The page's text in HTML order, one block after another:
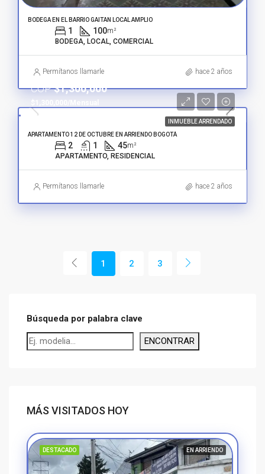
BODEGA EN EL BARRIO GAITAN LOCAL AMPLIO
1 100m²
BODEGA, LOCAL, COMERCIAL
Permítanos llamarle hace 2 años
INMUEBLE ARRENDADO
COP$1,300,000
APARTAMENTO 12 DE OCTUBRE EN ARRIENDO BOGOTÁ
2 1 45m²
APARTAMENTO, RESIDENCIAL
Permítanos llamarle hace 2 años
1 2 3
Búsqueda por palabra clave
ENCONTRAR
MÁS VISITADOS HOY
EN ARRIENDO
DESTACADO